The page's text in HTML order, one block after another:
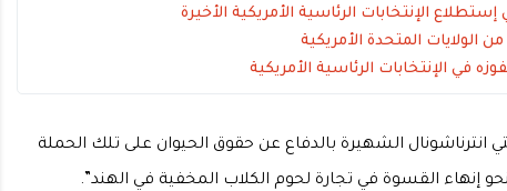
الإنتخابات الرئاسية الأمريكية الأخيرة
المتحدة الأمريكية
في الإنتخابات الرئاسية الأمريكية
الشهيرة بالدفاع عن حقوق الحيوان على تلك الحملة
إنهاء القسوة في تجارة لحوم الكلاب المخفية في الهند”.